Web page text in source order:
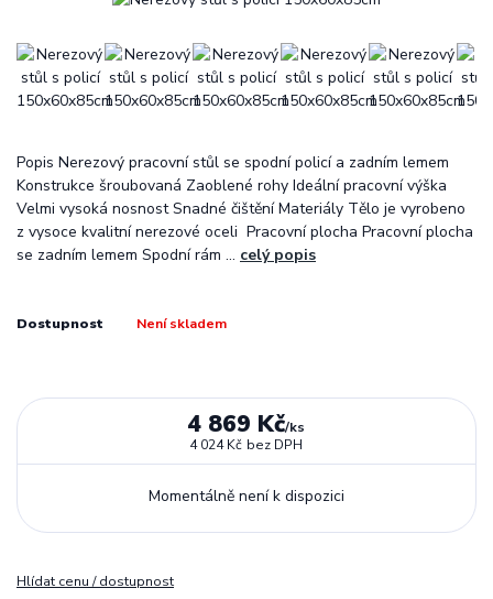
Popis Nerezový pracovní stůl se spodní policí a zadním lemem
Konstrukce šroubovaná Zaoblené rohy Ideální pracovní výška
Velmi vysoká nosnost Snadné čištění Materiály Tělo je vyrobeno
z vysoce kvalitní nerezové oceli Pracovní plocha Pracovní plocha
se zadním lemem Spodní rám ... celý popis
Dostupnost Není skladem
4 869 Kč/ks
4 024 Kč bez DPH
Momentálně není k dispozici
Hlídat cenu / dostupnost